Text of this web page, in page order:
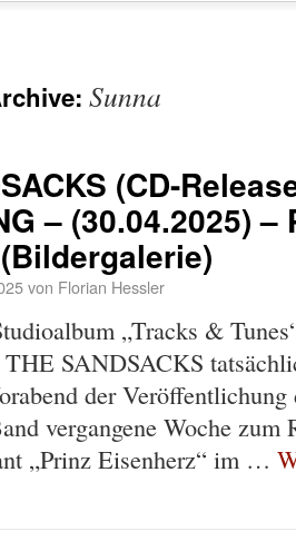
Sunna
(CD-
– (30.04.2025)
von Florian Hessler
„Tracks &
SANDSACKS
der Veröffentlichung
vergangene Woche zum
„Prinz Eisenherz“ im …